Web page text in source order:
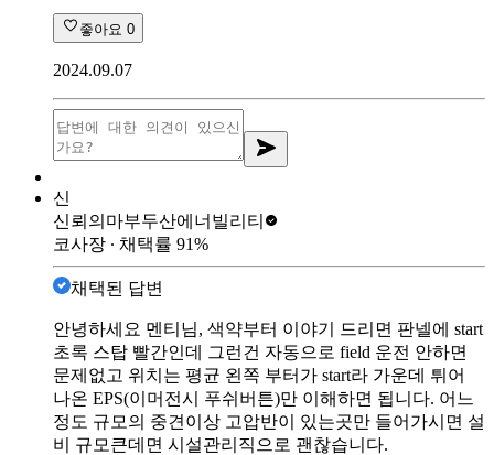
좋아요 0
2024.09.07
신
신뢰의마부두산에너빌리티
코사장 ∙ 채택률 91%
채택된 답변
안녕하세요 멘티님, 색약부터 이야기 드리면 판넬에 start
초록 스탑 빨간인데 그런건 자동으로 field 운전 안하면
문제없고 위치는 평균 왼쪽 부터가 start라 가운데 튀어
나온 EPS(이머전시 푸쉬버튼)만 이해하면 됩니다. 어느
정도 규모의 중견이상 고압반이 있는곳만 들어가시면 설
비 규모큰데면 시설관리직으로 괜찮습니다.